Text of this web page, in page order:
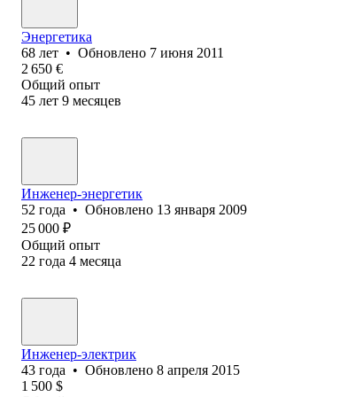
Энергетика
68 лет • Обновлено 7 июня 2011
2 650 €
Общий опыт
45 лет 9 месяцев
Инженер-энергетик
52 года • Обновлено 13 января 2009
25 000 ₽
Общий опыт
22 года 4 месяца
Инженер-электрик
43 года • Обновлено 8 апреля 2015
1 500 $